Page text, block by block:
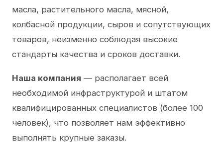
масла, растительного масла, мясной,
колбасной продукции, сыров и сопутствующих
товаров, неизменно соблюдая высокие
стандарты качества и сроков доставки.
Наша компания — располагает всей
необходимой инфраструктурой и штатом
квалифицированных специалистов (более 100
человек), что позволяет нам эффективно
выполнять крупные заказы.